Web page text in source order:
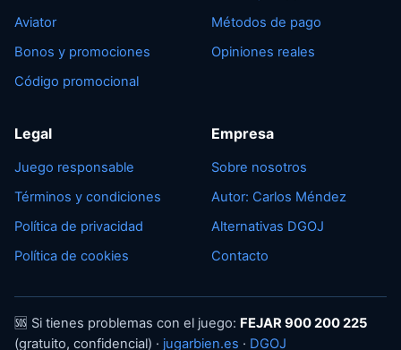
Aviator
Bonos y promociones
Código promocional
Métodos de pago
Opiniones reales
Legal
Juego responsable
Términos y condiciones
Política de privacidad
Política de cookies
Empresa
Sobre nosotros
Autor: Carlos Méndez
Alternativas DGOJ
Contacto
🆘 Si tienes problemas con el juego: FEJAR 900 200 225
(gratuito, confidencial) · jugarbien.es · DGOJ